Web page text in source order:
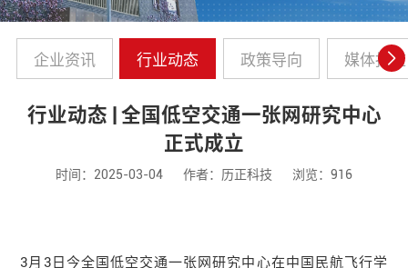
企业资讯 行业动态 政策导向 媒体报道
行业动态 | 全国低空交通一张网研究中心
正式成立
时间：2025-03-04 作者：历正科技 浏览：916
3月3日今全国低空交通一张网研究中心在中国民航飞行学